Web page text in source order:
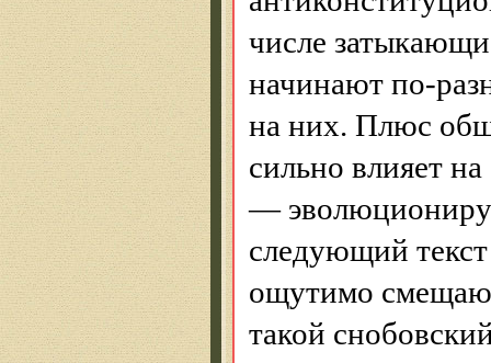
числе
начинают по-
на них. Плюс
сильно влияет
—
следующий
ощутимо
такой